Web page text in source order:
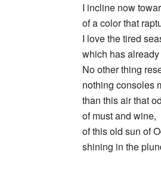
I incline now
of a color that
I love the tired
which has
No other thing
nothing consoles
than this air that
of must and wine,
of this old sun of
shining in the